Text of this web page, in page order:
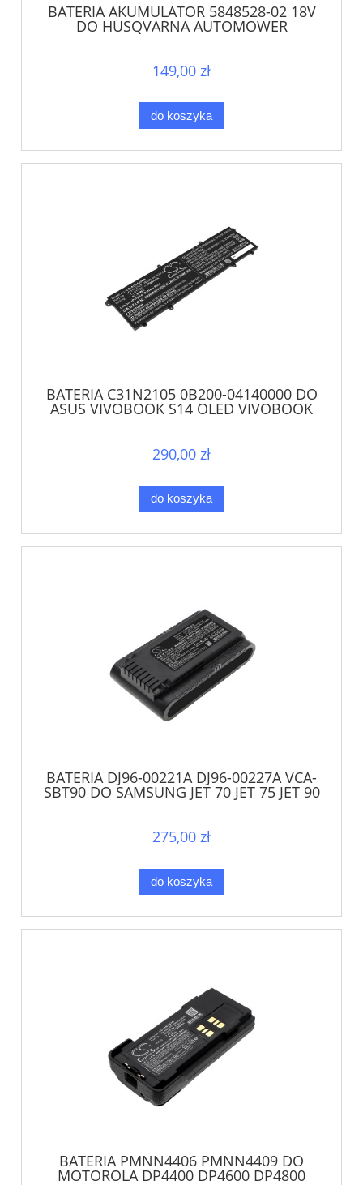
BATERIA AKUMULATOR 5848528-02 18V
DO HUSQVARNA AUTOMOWER
GARDENA SILENO
149,00 zł
do koszyka
BATERIA C31N2105 0B200-04140000 DO
ASUS VIVOBOOK S14 OLED VIVOBOOK
290,00 zł
do koszyka
BATERIA DJ96-00221A DJ96-00227A VCA-
SBT90 DO SAMSUNG JET 70 JET 75 JET 90
275,00 zł
do koszyka
BATERIA PMNN4406 PMNN4409 DO
MOTOROLA DP4400 DP4600 DP4800